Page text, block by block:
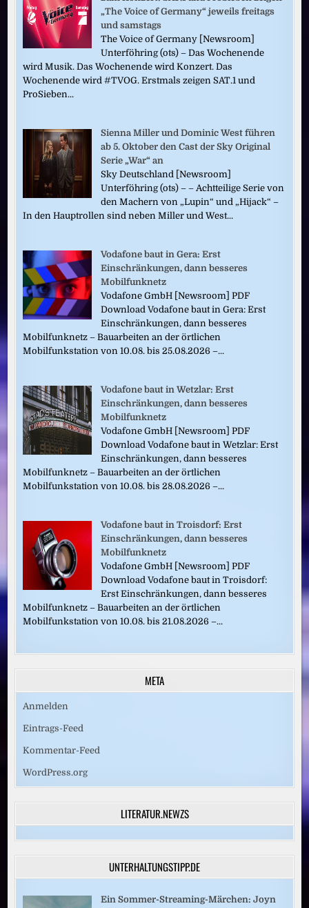
„The Voice of Germany“ jeweils freitags
und samstags
The Voice of Germany [Newsroom]
Unterföhring (ots) – Das Wochenende
wird Musik. Das Wochenende wird Konzert. Das
Wochenende wird #TVOG. Erstmals zeigen SAT.1 und
ProSieben...
Sienna Miller und Dominic West führen
ab 5. Oktober den Cast der Sky Original
Serie „War“ an
Sky Deutschland [Newsroom]
Unterföhring (ots) – – Achtteilige Serie von
den Machern von „Lupin“ und „Hijack“ –
In den Hauptrollen sind neben Miller und West...
Vodafone baut in Gera: Erst
Einschränkungen, dann besseres
Mobilfunknetz
Vodafone GmbH [Newsroom] PDF
Download Vodafone baut in Gera: Erst
Einschränkungen, dann besseres
Mobilfunknetz – Bauarbeiten an der örtlichen
Mobilfunkstation von 10.08. bis 25.08.2026 –...
Vodafone baut in Wetzlar: Erst
Einschränkungen, dann besseres
Mobilfunknetz
Vodafone GmbH [Newsroom] PDF
Download Vodafone baut in Wetzlar: Erst
Einschränkungen, dann besseres
Mobilfunknetz – Bauarbeiten an der örtlichen
Mobilfunkstation von 10.08. bis 28.08.2026 –...
Vodafone baut in Troisdorf: Erst
Einschränkungen, dann besseres
Mobilfunknetz
Vodafone GmbH [Newsroom] PDF
Download Vodafone baut in Troisdorf:
Erst Einschränkungen, dann besseres
Mobilfunknetz – Bauarbeiten an der örtlichen
Mobilfunkstation von 10.08. bis 21.08.2026 –...
META
Anmelden
Eintrags-Feed
Kommentar-Feed
WordPress.org
LITERATUR.NEWZS
UNTERHALTUNGSTIPP.DE
Ein Sommer-Streaming-Märchen: Joyn